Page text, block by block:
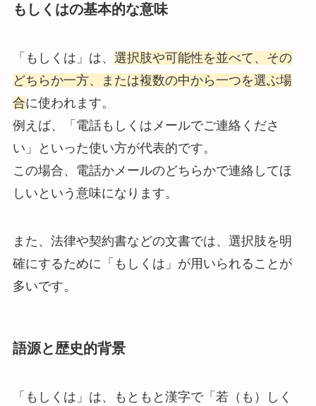
もしくはの基本的な意味
「もしくは」は、 選択肢や可能性を並べて、その
どちらか一方、または複数の中から一つを選ぶ場
合に使われます。
例えば、「電話もしくはメールでご連絡くださ
い」といった使い方が代表的です。
この場合、電話かメールのどちらかで連絡してほ
しいという意味になります。
また、法律や契約書などの文書では、選択肢を明
確にするために「もしくは」が用いられることが
多いです。
語源と歴史的背景
「もしくは」は、もともと漢字で「若（も）しく